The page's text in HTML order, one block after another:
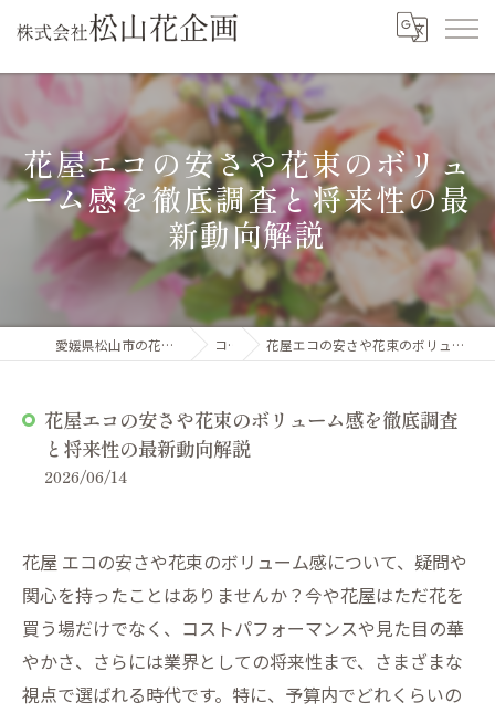
花屋エコの安さや花束のボリュ
ーム感を徹底調査と将来性の最
新動向解説
愛媛県松山市の花屋なら株式会社松山花企画 コラム 花屋エコの安さや花束のボリューム感を徹底調査と将来性の最新動向解説
花屋エコの安さや花束のボリューム感を徹底調査
と将来性の最新動向解説
2026/06/14
花屋 エコの安さや花束のボリューム感について、疑問や
関心を持ったことはありませんか？今や花屋はただ花を
買う場だけでなく、コストパフォーマンスや見た目の華
やかさ、さらには業界としての将来性まで、さまざまな
視点で選ばれる時代です。特に、予算内でどれくらいの